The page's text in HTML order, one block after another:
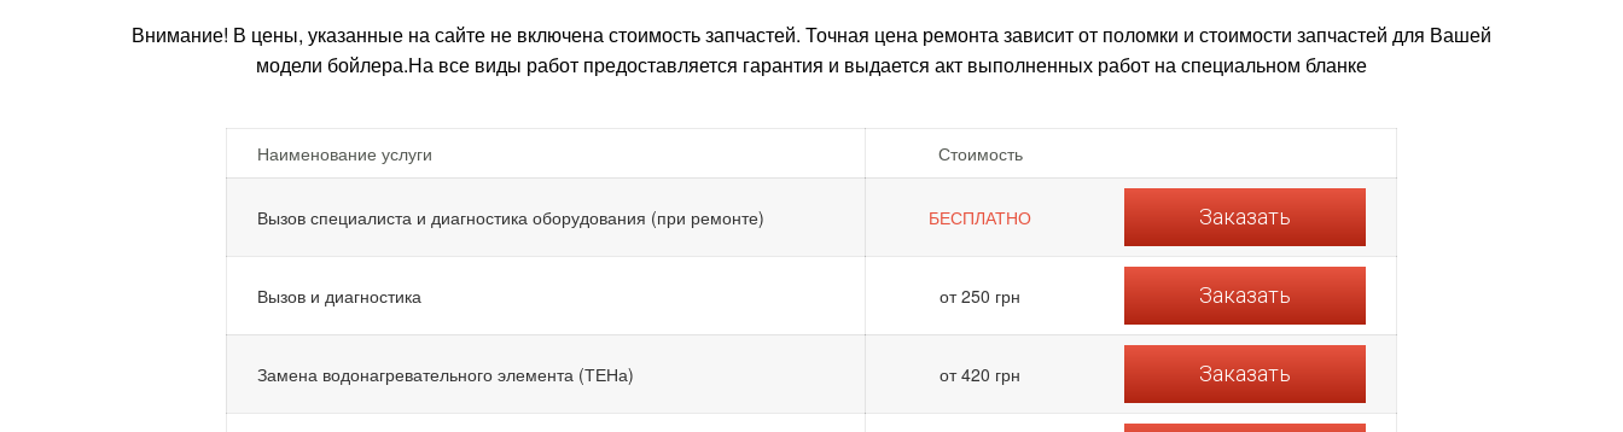
Внимание! В цены, указанные на сайте не включена стоимость запчастей. Точная цена ремонта зависит от поломки и стоимости запчастей для Вашей
модели бойлера.На все виды работ предоставляется гарантия и выдается акт выполненных работ на специальном бланке
Наименование услуги Стоимость
Вызов специалиста и диагностика оборудования (при ремонте) БЕСПЛАТНО Заказать
Вызов и диагностика от 250 грн Заказать
Замена водонагревательного элемента (ТЕНа) от 420 грн Заказать